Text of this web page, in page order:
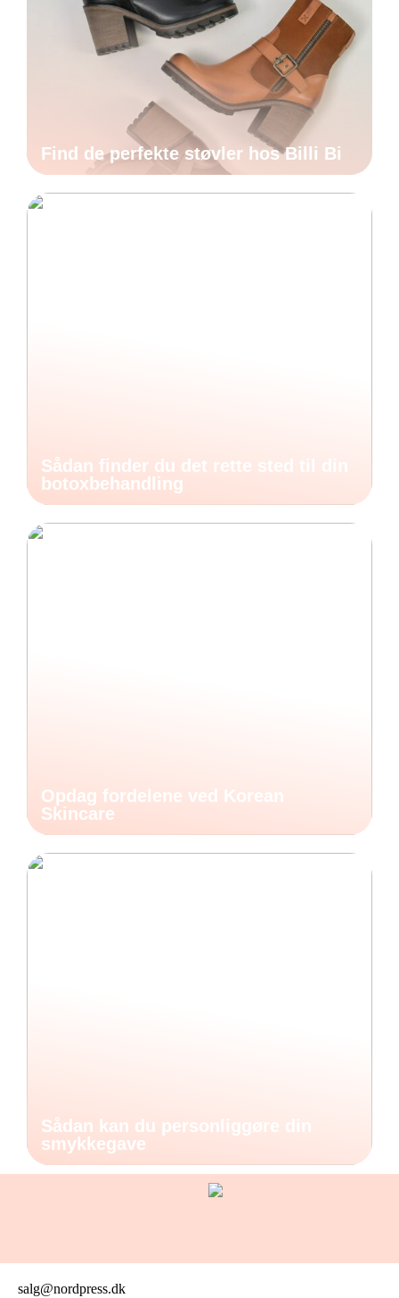
Find de perfekte støvler hos Billi Bi
Sådan finder du det rette sted til din
botoxbehandling
Opdag fordelene ved Korean
Skincare
Sådan kan du personliggøre din
smykkegave
salg@nordpress.dk